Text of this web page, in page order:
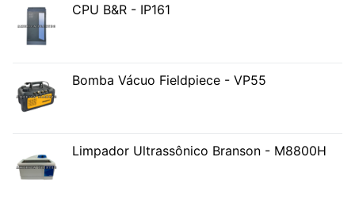
CPU B&R - IP161
Bomba Vácuo Fieldpiece - VP55
Limpador Ultrassônico Branson - M8800H